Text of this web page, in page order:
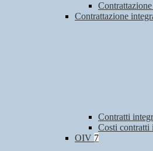
Contrattazione
Contratti
Costi contratti
OIV 7